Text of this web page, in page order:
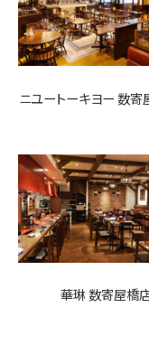
ニユートーキヨー 数寄
華琳 数寄屋橋